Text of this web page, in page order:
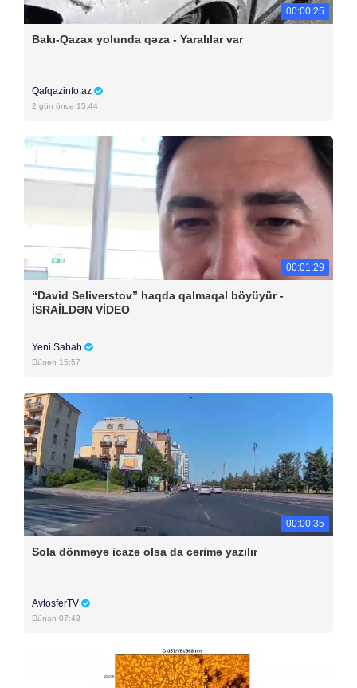
00:00:25
Bakı-Qazax yolunda qəza - Yaralılar var
Qafqazinfo.az
2 gün öncə 15:44
00:01:29
“David Seliverstov” haqda qalmaqal böyüyür -
İSRAİLDƏN VİDEO
Yeni Sabah
Dünən 15:57
00:00:35
Sola dönməyə icazə olsa da cərimə yazılır
AvtosferTV
Dünən 07:43